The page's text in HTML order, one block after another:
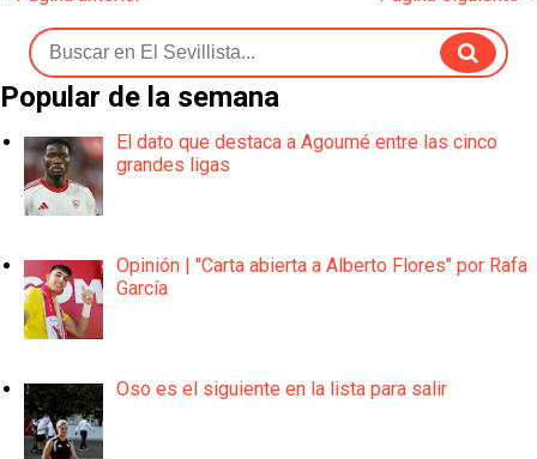
Popular de la semana
El dato que destaca a Agoumé entre las cinco
grandes ligas
Opinión | "Carta abierta a Alberto Flores" por Rafa
García
Oso es el siguiente en la lista para salir